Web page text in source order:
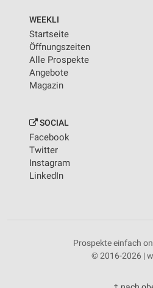
WEEKLI
Startseite
Öffnungszeiten
Alle Prospekte
Angebote
Magazin
SOCIAL
Facebook
Twitter
Instagram
LinkedIn
Prospekte einfach
© 2016-2026 |